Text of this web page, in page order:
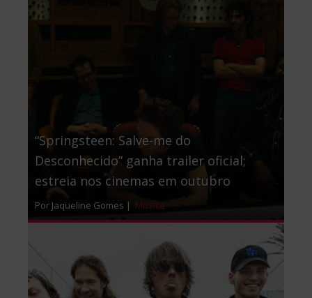
“Springsteen: Salve-me do
Desconhecido” ganha trailer oficial;
estreia nos cinemas em outubro
Por Jaqueline Gomes | Música